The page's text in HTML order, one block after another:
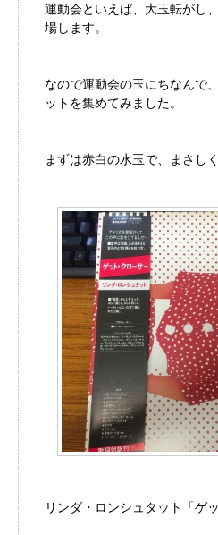
運動会といえば、大玉転がし
場します。
なので運動会の玉にちなんで
ットを集めてみました。
まずは赤白の水玉で、まさし
リンダ・ロンシュタット「ゲ